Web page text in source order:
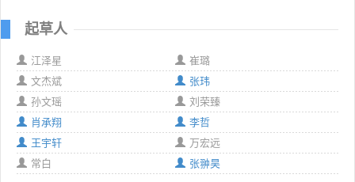
起草人
江泽星
崔璐
文杰斌
张玮
孙文瑶
刘荣臻
肖承翔
李哲
王宇轩
万宏远
常白
张翀昊